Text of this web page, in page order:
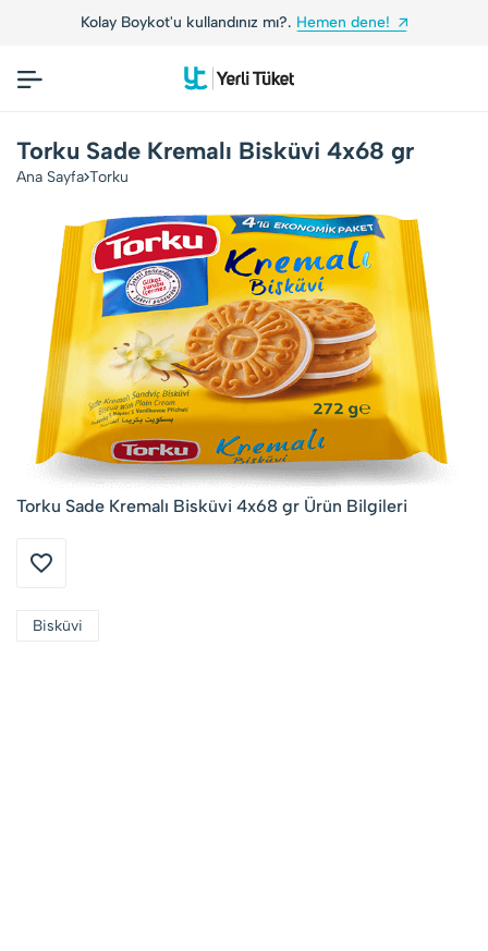
Kolay Boykot'u kullandınız mı?. Hemen dene!
Torku Sade Kremalı Bisküvi 4x68 gr
Ana Sayfa Torku
Torku Sade Kremalı Bisküvi 4x68 gr Ürün Bilgileri
Bisküvi